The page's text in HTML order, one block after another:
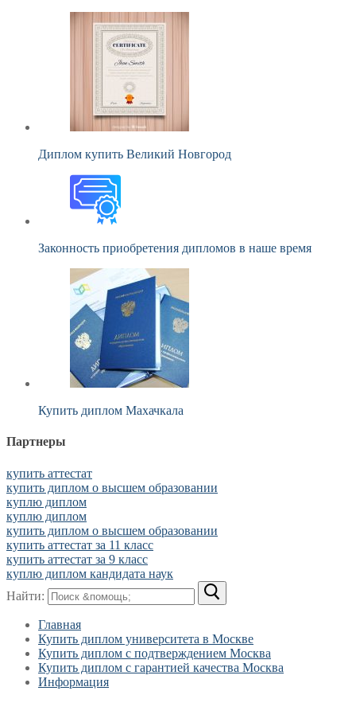
Диплом купить Великий Новгород
Законность приобретения дипломов в наше время
Купить диплом Махачкала
Партнеры
купить аттестат
купить диплом о высшем образовании
куплю диплом
куплю диплом
купить диплом о высшем образовании
купить аттестат за 11 класс
купить аттестат за 9 класс
куплю диплом кандидата наук
Найти:
Главная
Купить диплом университета в Москве
Купить диплом с подтверждением Москва
Купить диплом с гарантией качества Москва
Информация